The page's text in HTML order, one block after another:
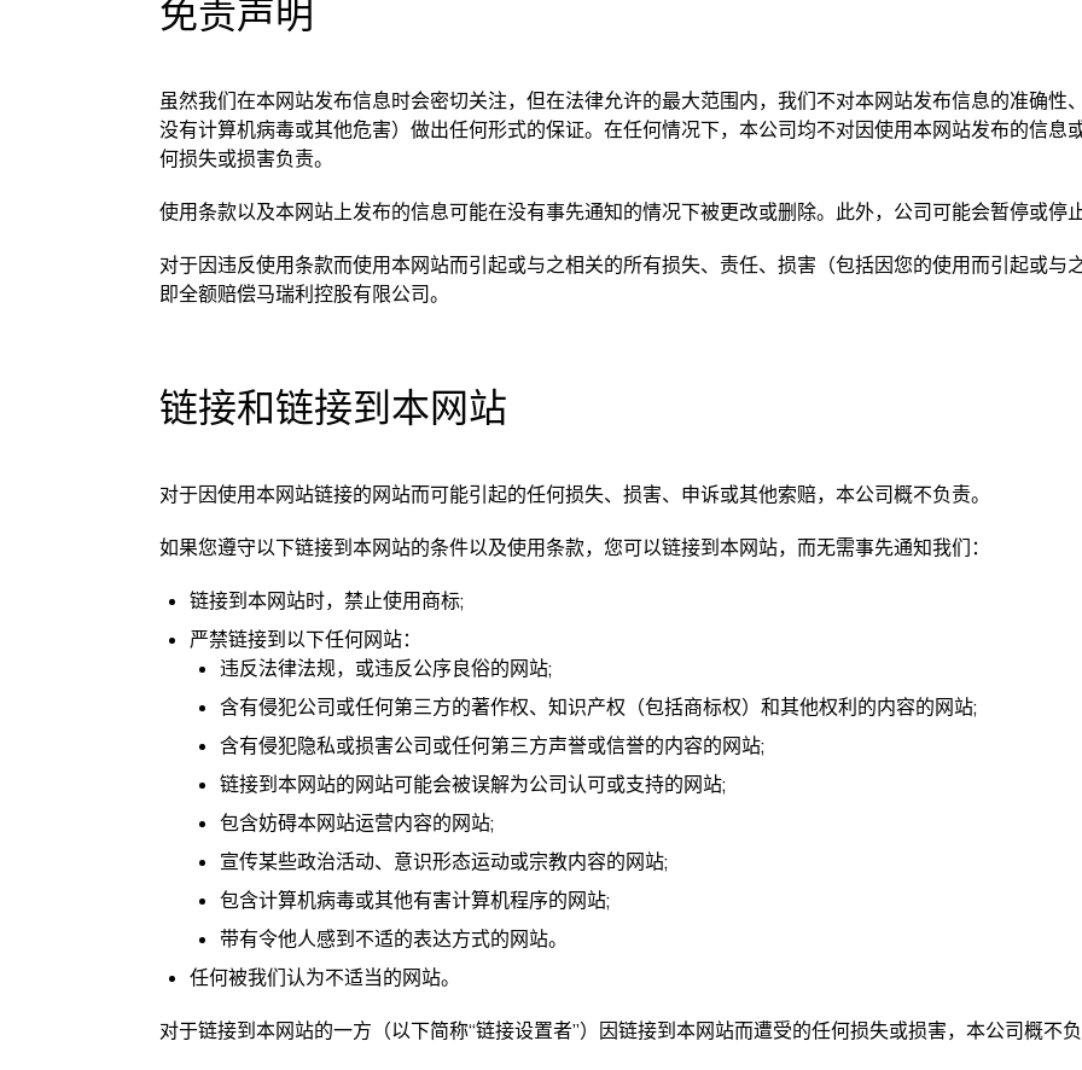
免责声明
虽然我们在本网站发布信息时会密切关注，但在法律允许的最大范围内，我们不对本网站发布信息的准确性
没有计算机病毒或其他危害）做出任何形式的保证。在任何情况下，本公司均不对因使用本网站发布的信息
何损失或损害负责。
使用条款以及本网站上发布的信息可能在没有事先通知的情况下被更改或删除。此外，公司可能会暂停或停
对于因违反使用条款而使用本网站而引起或与之相关的所有损失、责任、损害（包括因您的使用而引起或与
即全额赔偿马瑞利控股有限公司。
链接和链接到本网站
对于因使用本网站链接的网站而可能引起的任何损失、损害、申诉或其他索赔，本公司概不负责。
如果您遵守以下链接到本网站的条件以及使用条款，您可以链接到本网站，而无需事先通知我们：
链接到本网站时，禁止使用商标;
严禁链接到以下任何网站：
违反法律法规，或违反公序良俗的网站;
含有侵犯公司或任何第三方的著作权、知识产权（包括商标权）和其他权利的内容的网站;
含有侵犯隐私或损害公司或任何第三方声誉或信誉的内容的网站;
链接到本网站的网站可能会被误解为公司认可或支持的网站;
包含妨碍本网站运营内容的网站;
宣传某些政治活动、意识形态运动或宗教内容的网站;
包含计算机病毒或其他有害计算机程序的网站;
带有令他人感到不适的表达方式的网站。
任何被我们认为不适当的网站。
对于链接到本网站的一方（以下简称“链接设置者”）因链接到本网站而遭受的任何损失或损害，本公司概不